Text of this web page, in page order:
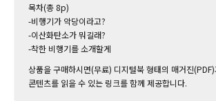
목차(총 8p)
-비행기가 악당이라고?
-이산화탄소가 뭐길래?
-착한 비행기를 소개할게
상품을 구매하시면(무료) 디지털북 형태의 매거진
콘텐츠를 읽을 수 있는 링크를 함께 제공합니다.